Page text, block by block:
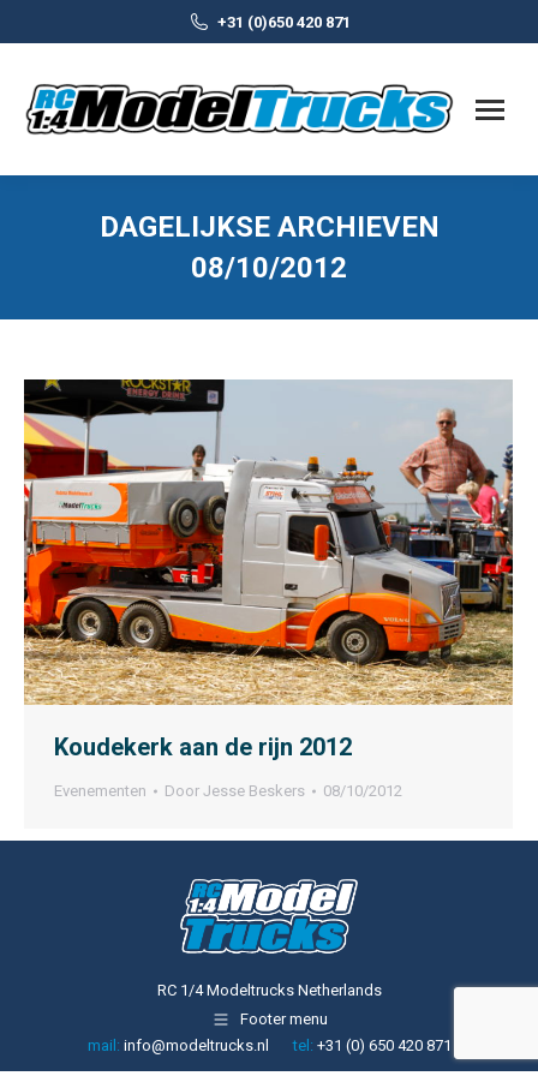
+31 (0)650 420 871
DAGELIJKSE ARCHIEVEN
08/10/2012
Koudekerk aan de rijn 2012
Evenementen Door Jesse Beskers 08/10/2012
RC 1/4 Modeltrucks Netherlands
Footer menu
mail: info@modeltrucks.nl tel: +31 (0) 650 420 871